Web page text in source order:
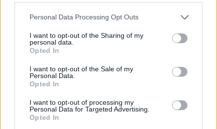
Please note that this website/app uses one or more Google
not limited to your visit or usage behaviour. You may click to
grant or deny consent to Google and its third-party tags to
use your data for below specified purposes in below Google
consent section.
Personal Data Processing Opt Outs
I want to opt-out of the Sharing of my
personal data.
Opted In
I want to opt-out of the Sale of my
Personal Data.
Opted In
I want to opt-out of processing my
Personal Data for Targeted Advertising.
Opted In
AZ APRÓ REGGELI TÜNETET NE
A MEGOLDÁS, MINT GONDOLNÁD
Villámgyors megoldás